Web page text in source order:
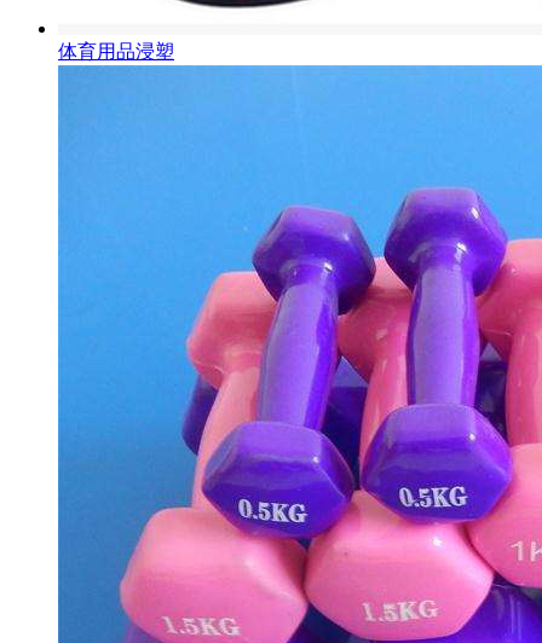
体育用品浸塑